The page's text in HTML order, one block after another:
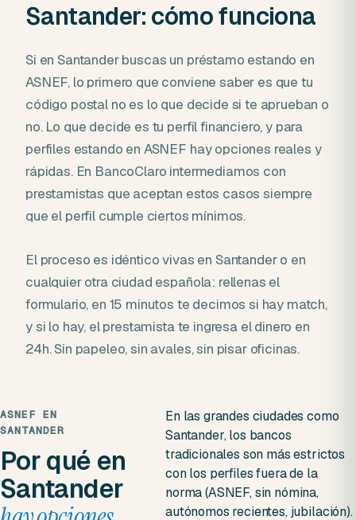
Santander: cómo funciona
Si en Santander buscas un préstamo estando en
ASNEF, lo primero que conviene saber es que tu
código postal no es lo que decide si te aprueban o
no. Lo que decide es tu perfil financiero, y para
perfiles estando en ASNEF hay opciones reales y
rápidas. En BancoClaro intermediamos con
prestamistas que aceptan estos casos siempre
que el perfil cumple ciertos mínimos.
El proceso es idéntico vivas en Santander o en
cualquier otra ciudad española: rellenas el
formulario, en 15 minutos te decimos si hay match,
y si lo hay, el prestamista te ingresa el dinero en
24h. Sin papeleo, sin avales, sin pisar oficinas.
ASNEF EN
SANTANDER
Por qué en
Santander
En las grandes ciudades como
Santander, los bancos
tradicionales son más estrictos
con los perfiles fuera de la
norma (ASNEF, sin nómina,
autónomos recientes, jubilación).